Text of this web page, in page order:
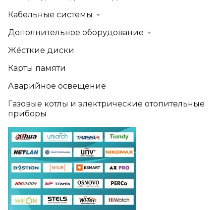
Кабельные системы
Дополнительное оборудование
Жёсткие диски
Карты памяти
Аварийное освещение
Газовые котлы и электрические отопительные
приборы